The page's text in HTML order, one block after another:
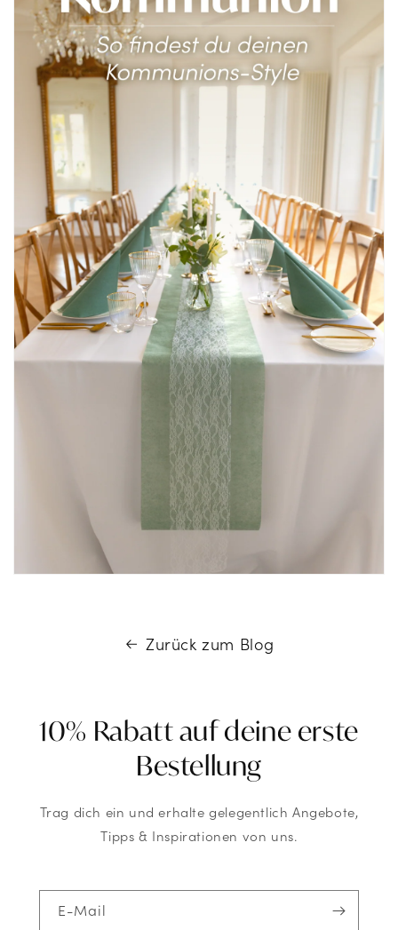
Zurück zum Blog
10% Rabatt auf deine erste
Bestellung
Trag dich ein und erhalte gelegentlich Angebote,
Tipps & Inspirationen von uns.
E-Mail